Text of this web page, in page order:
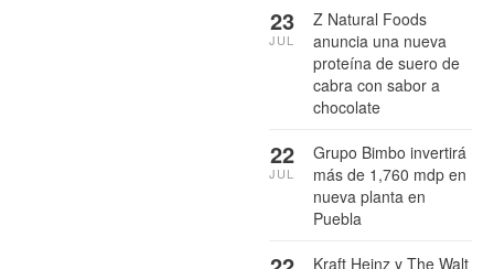
Z Natural Foods
anuncia una nueva
proteína de suero de
cabra con sabor a
chocolate
23
JUL
Grupo Bimbo invertirá
más de 1,760 mdp en
nueva planta en
Puebla
22
JUL
Kraft Heinz y The Walt